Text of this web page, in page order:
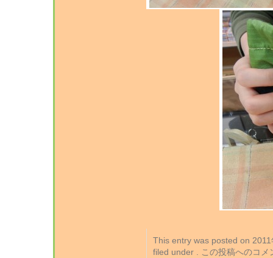
This entry was posted on
filed under . この投稿へのコ